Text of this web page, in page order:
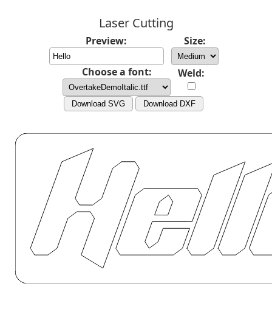
Laser Cutting
Preview: Size:
Choose a font: Weld:
Download SVG Download DXF